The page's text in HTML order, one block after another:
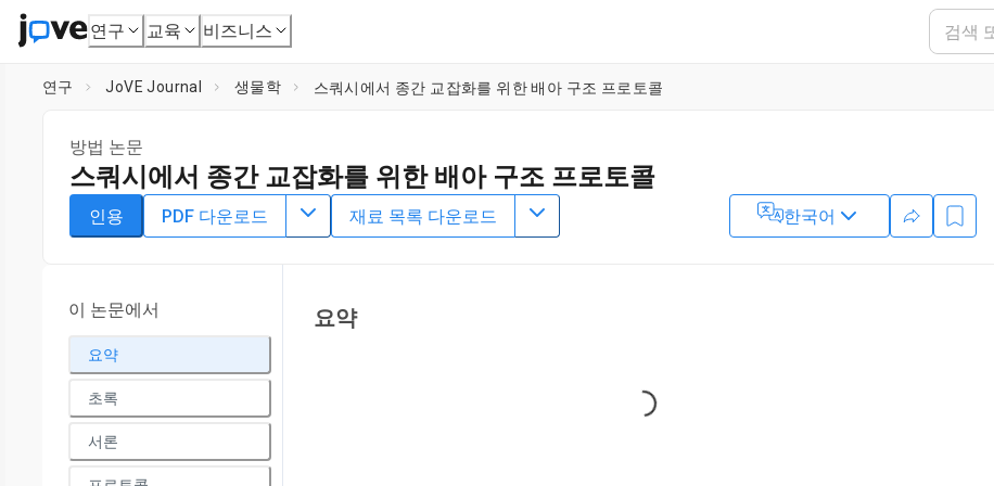
연구 교육 비즈니스
연구 JoVE Journal 생물학 스쿼시에서 종간 교잡화를 위한 배아 구조 프로토콜
방법 논문
스쿼시에서 종간 교잡화를 위한 배아 구조 프로토콜
DOI: 10.3791/64071 ⸱ 2022년 9월 12일
Yuqing Fu1,Swati Shrestha1,Pamela Moon1,Geoffrey Meru1
인용 PDF 다운로드 재료 목록 다운로드 한국어
이 논문에서
요약
초록
서론
요약
Loading...